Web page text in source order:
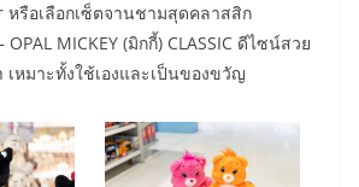
หรือเลือกเซ็ตจานชามสุดคลาสสิก
OPAL MICKEY (มิกกี้) CLASSIC ดีไซน์สวย
หมาะทั้งใช้เองและเป็นของขวัญ